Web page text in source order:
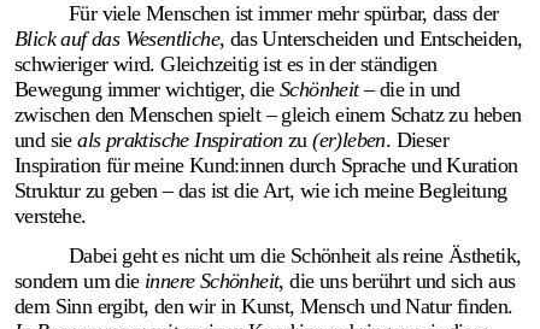
Für viele Menschen ist immer mehr spürbar, dass der
Blick auf das Wesent­liche, das Unter­scheiden und Entscheiden,
schwieriger wird. Gleich­zeitig ist es in der ständigen
Bewegung immer wichtiger, die Schönheit– die in und
zwischen den Menschen spielt – gleich einem Schatz zu heben
und sieals praktische Inspiration zu(er)leben. Dieser
Inspiration für meine Kund:innen durch Sprache und Kuration
Struktur zu geben – das ist die Art, wie ich meine Beglei­tung
verstehe.
Dabei geht es nicht um die Schönheit als reine Ästhetik,
sondern um die innere Schön­heit, die uns berührt und sich aus
dem Sinn ergibt, den wir in Kunst, Mensch und Natur finden.